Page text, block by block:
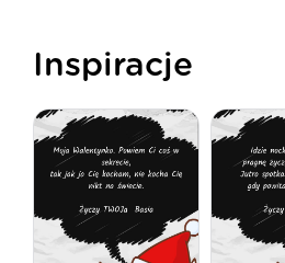
Inspiracje